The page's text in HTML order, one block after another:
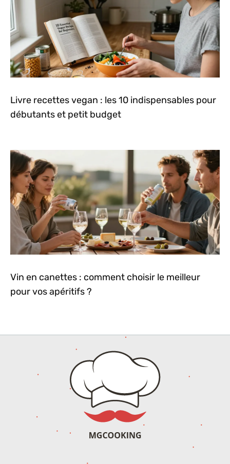
Livre recettes vegan : les 10 indispensables pour
débutants et petit budget
Vin en canettes : comment choisir le meilleur
pour vos apéritifs ?